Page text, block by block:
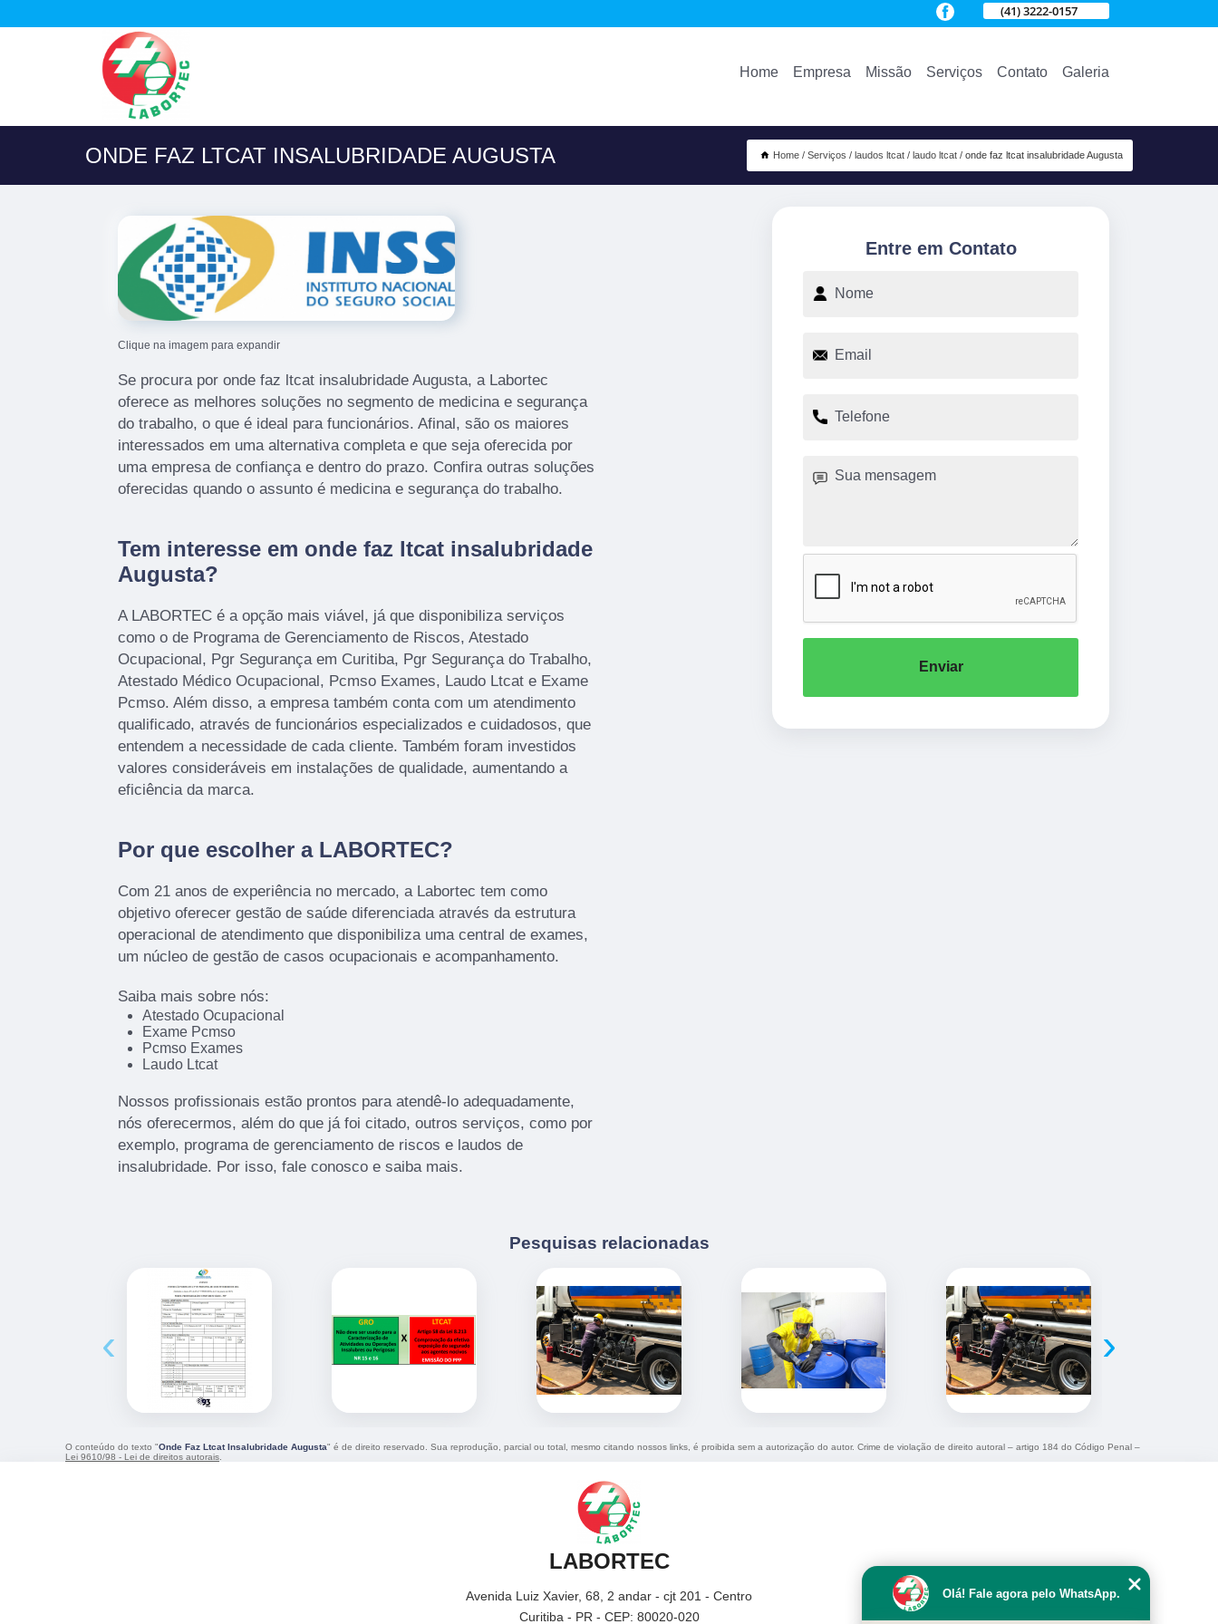
(41) 3222-0157
Home Empresa Missão Serviços Contato Galeria
ONDE FAZ LTCAT INSALUBRIDADE AUGUSTA Home Serviços laudos ltcat laudo ltcat onde faz ltcat insalubridade Augusta
Clique na imagem para expandir
Se procura por onde faz ltcat insalubridade Augusta, a Labortec
oferece as melhores soluções no segmento de medicina e segurança
do trabalho, o que é ideal para funcionários. Afinal, são os maiores
interessados em uma alternativa completa e que seja oferecida por
uma empresa de confiança e dentro do prazo. Confira outras soluções
oferecidas quando o assunto é medicina e segurança do trabalho.
Tem interesse em onde faz ltcat insalubridade
Augusta?
A LABORTEC é a opção mais viável, já que disponibiliza serviços
como o de Programa de Gerenciamento de Riscos, Atestado
Ocupacional, Pgr Segurança em Curitiba, Pgr Segurança do Trabalho,
Atestado Médico Ocupacional, Pcmso Exames, Laudo Ltcat e Exame
Pcmso. Além disso, a empresa também conta com um atendimento
qualificado, através de funcionários especializados e cuidadosos, que
entendem a necessidade de cada cliente. Também foram investidos
valores consideráveis em instalações de qualidade, aumentando a
eficiência da marca.
Por que escolher a LABORTEC?
Com 21 anos de experiência no mercado, a Labortec tem como
objetivo oferecer gestão de saúde diferenciada através da estrutura
operacional de atendimento que disponibiliza uma central de exames,
um núcleo de gestão de casos ocupacionais e acompanhamento.
Saiba mais sobre nós:
Atestado Ocupacional
Exame Pcmso
Pcmso Exames
Laudo Ltcat
Nossos profissionais estão prontos para atendê-lo adequadamente,
nós oferecermos, além do que já foi citado, outros serviços, como por
exemplo, programa de gerenciamento de riscos e laudos de
insalubridade. Por isso, fale conosco e saiba mais.
Entre em Contato
Enviar
Pesquisas relacionadas
‹ ›
O conteúdo do texto "Onde Faz Ltcat Insalubridade Augusta" é de direito reservado. Sua reprodução, parcial ou total, mesmo citando nossos links, é proibida sem a autorização do autor. Crime de violação de direito autoral – artigo 184 do Código Penal –
Lei 9610/98 - Lei de direitos autorais
LABORTEC
Avenida Luiz Xavier, 68, 2 andar - cjt 201 - Centro
Curitiba - PR - CEP: 80020-020
Olá! Fale agora pelo WhatsApp.